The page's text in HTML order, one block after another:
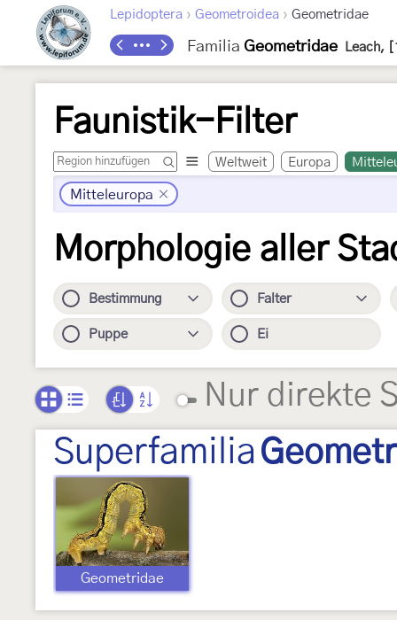
Lepidoptera › Geometroidea › Geometridae
Familia Geometridae Leach,
Faunistik-Filter
Weltweit Europa
Mitteleuropa
Morphologie aller
Bestimmung Falter
Puppe Ei
Nur direkte
Superfamilia
Geometridae